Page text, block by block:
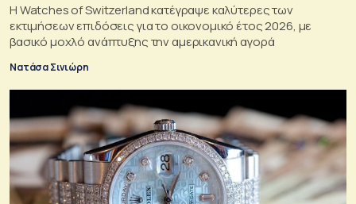
Η Watches of Switzerland κατέγραψε καλύτερες των
εκτιμήσεων επιδόσεις για το οικονομικό έτος 2026, με
βασικό μοχλό ανάπτυξης την αμερικανική αγορά
Νατάσα Σινιώρη